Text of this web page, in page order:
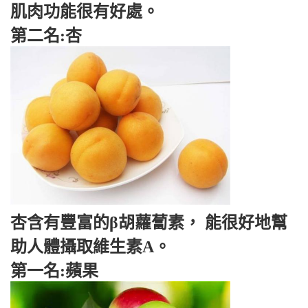
肌肉功能很有好處。
第二名:杏
杏含有豐富的β胡蘿蔔素， 能很好地幫
助人體攝取維生素A。
第一名:蘋果